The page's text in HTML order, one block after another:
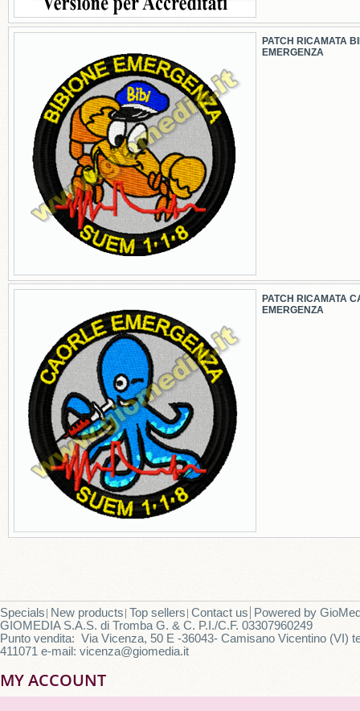
PATCH RICAMATA
EMERGENZA
PATCH RICAMATA
EMERGENZA
Specials New products Top sellers Contact us Powered by
GIOMEDIA S.A.S. di Tromba G. & C. P.I./C.F. 03307960249
Punto vendita: Via Vicenza, 50 E -36043- Camisano Vicentino (VI)
411071 e-mail: vicenza@giomedia.it
MY ACCOUNT